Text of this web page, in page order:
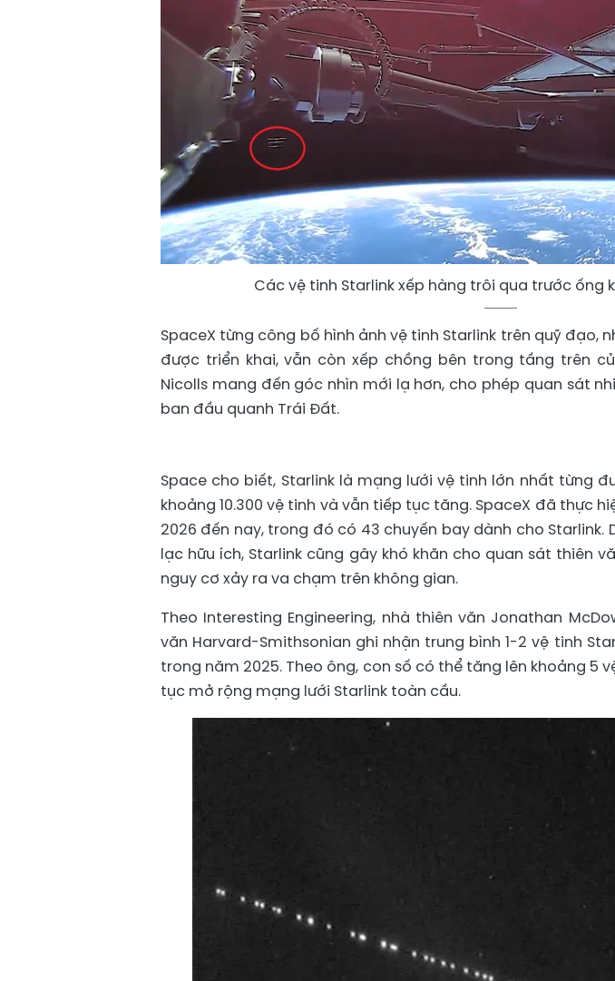
Các vệ tinh Starlink xếp hàng trôi qua trước ống
SpaceX từng công bố hình ảnh vệ tinh Starlink trên quỹ đạo,
được triển khai, vẫn còn xếp chồng bên trong tầng trên
Nicolls mang đến góc nhìn mới lạ hơn, cho phép quan sát
ban đầu quanh Trái Đất.
Space cho biết, Starlink là mạng lưới vệ tinh lớn nhất từng
khoảng 10.300 vệ tinh và vẫn tiếp tục tăng. SpaceX đã thực
2026 đến nay, trong đó có 43 chuyến bay dành cho
lạc hữu ích, Starlink cũng gây khó khăn cho quan sát thiên
nguy cơ xảy ra va chạm trên không gian.
Theo Interesting Engineering, nhà thiên văn Jonathan
văn Harvard-Smithsonian ghi nhận trung bình 1-2 vệ tinh
trong năm 2025. Theo ông, con số có thể tăng lên khoảng 5
tục mở rộng mạng lưới Starlink toàn cầu.